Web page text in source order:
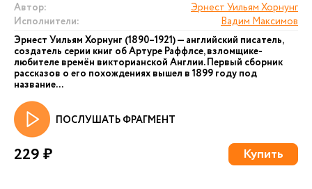
Автор:
Эрнест Уильям Хорнунг
Исполнители:
Вадим Максимов
Эрнест Уильям Хорнунг (1890–1921) — английский писатель,
создатель серии книг об Артуре Раффлсе, взломщике-
любителе времён викторианской Англии. Первый сборник
рассказов о его похождениях вышел в 1899 году под
название...
ПОСЛУШАТЬ ФРАГМЕНТ
229 ₽ Купить